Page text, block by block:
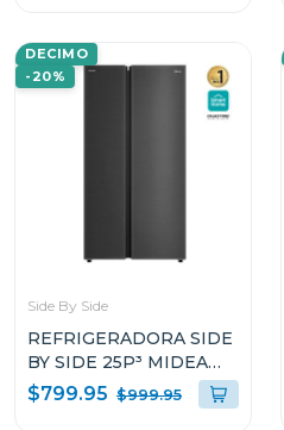
DECIMO
-20%
Side By Side
REFRIGERADORA SIDE
BY SIDE 25P³ MIDEA
SPACEMASTER
MDRS925MGM45A
$799.95 $999.95